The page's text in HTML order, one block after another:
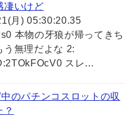
凄いけど
月) 05:30:20.35
本物の牙狼が帰ってきち
う無理だよな 2:
スレ…
のパチンコスロットの収
？